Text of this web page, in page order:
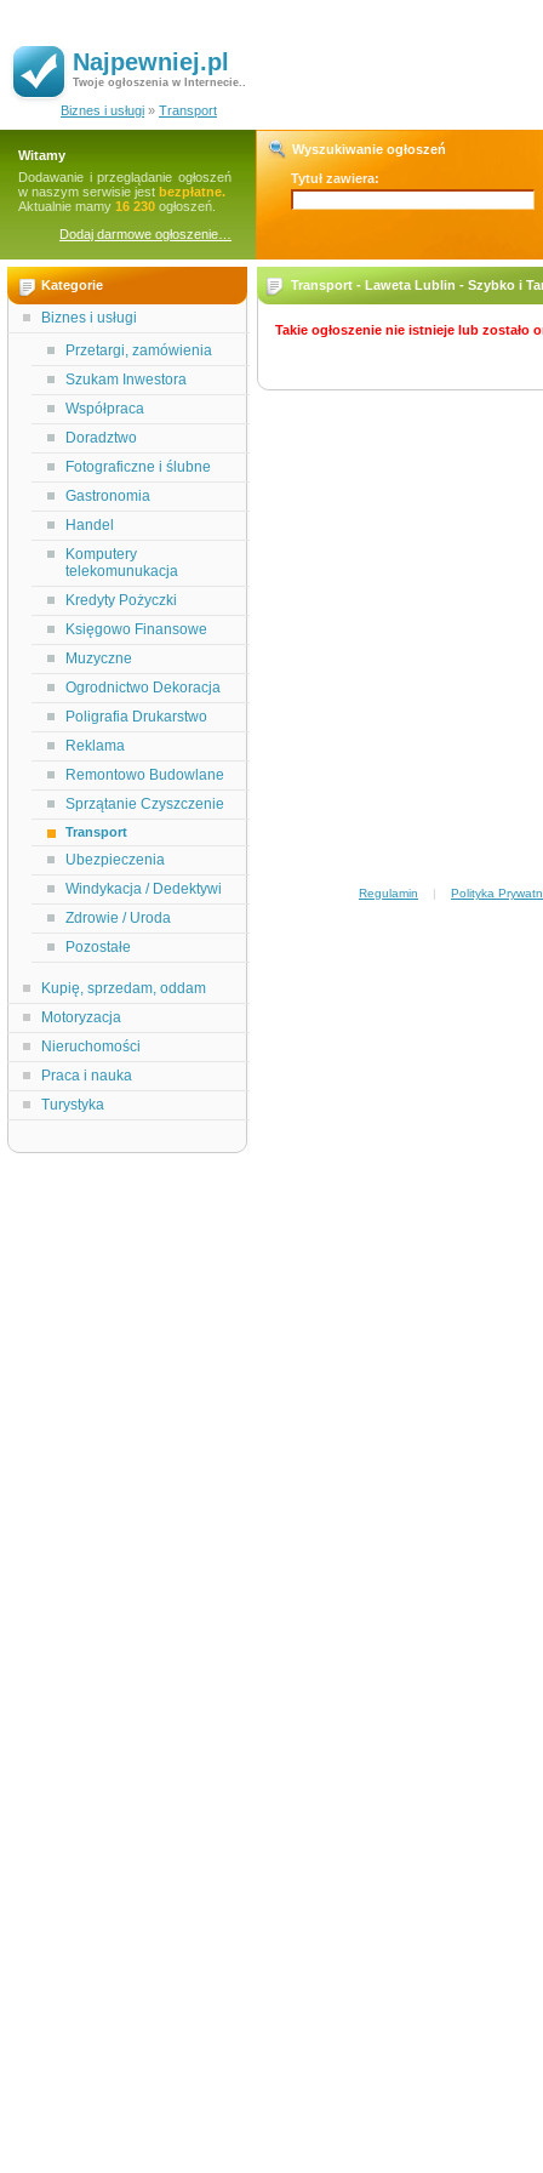
Najpewniej.pl
Twoje ogłoszenia w Internecie..
Biznes i usługi » Transport
Witamy
Dodawanie i przeglądanie ogłoszeń
w naszym serwisie jest bezpłatne.
Aktualnie mamy 16 230 ogłoszeń.
Dodaj darmowe ogłoszenie…
Wyszukiwanie ogłoszeń
Tytuł zawiera:
Kategorie
Biznes i usługi
Przetargi, zamówienia
Szukam Inwestora
Współpraca
Doradztwo
Fotograficzne i ślubne
Gastronomia
Handel
Komputery
telekomunukacja
Kredyty Pożyczki
Księgowo Finansowe
Muzyczne
Ogrodnictwo Dekoracja
Poligrafia Drukarstwo
Reklama
Remontowo Budowlane
Sprzątanie Czyszczenie
Transport
Ubezpieczenia
Windykacja / Dedektywi
Zdrowie / Uroda
Pozostałe
Kupię, sprzedam, oddam
Motoryzacja
Nieruchomości
Praca i nauka
Turystyka
Transport - Laweta Lublin - Szybko i
Takie ogłoszenie nie istnieje lub zostało
Regulamin | Polityka